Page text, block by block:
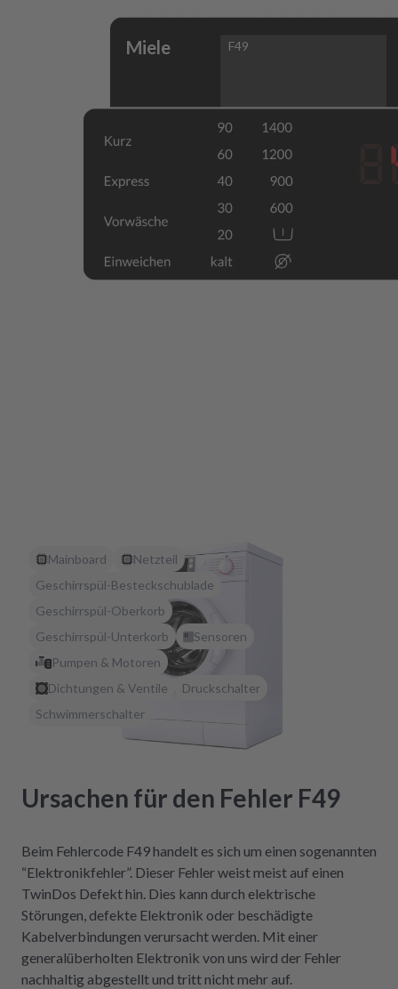
Miele F49
Mainboard
Netzteil
Geschirrspül-Besteckschublade
Geschirrspül-Oberkorb
Geschirrspül-Unterkorb
Sensoren
Pumpen & Motoren
Dichtungen & Ventile
Druckschalter
Schwimmerschalter
Ursachen für den Fehler F49
Beim Fehlercode F49 handelt es sich um einen sogenannten
“Elektronikfehler”. Dieser Fehler weist meist auf einen
TwinDos Defekt hin. Dies kann durch elektrische
Störungen, defekte Elektronik oder beschädigte
Kabelverbindungen verursacht werden. Mit einer
generalüberholten Elektronik von uns wird der Fehler
nachhaltig abgestellt und tritt nicht mehr auf.